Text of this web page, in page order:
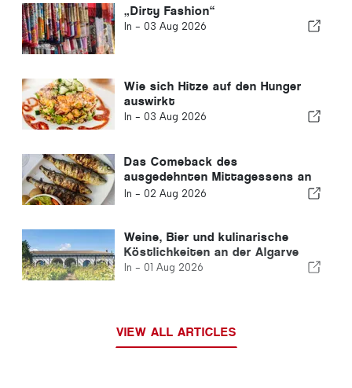
„Dirty Fashion“
In - 03 Aug 2026
Wie sich Hitze auf den Hunger
auswirkt
In - 03 Aug 2026
Das Comeback des
ausgedehnten Mittagessens an
der Algarve
In - 02 Aug 2026
Weine, Bier und kulinarische
Köstlichkeiten an der Algarve
In - 01 Aug 2026
VIEW ALL ARTICLES